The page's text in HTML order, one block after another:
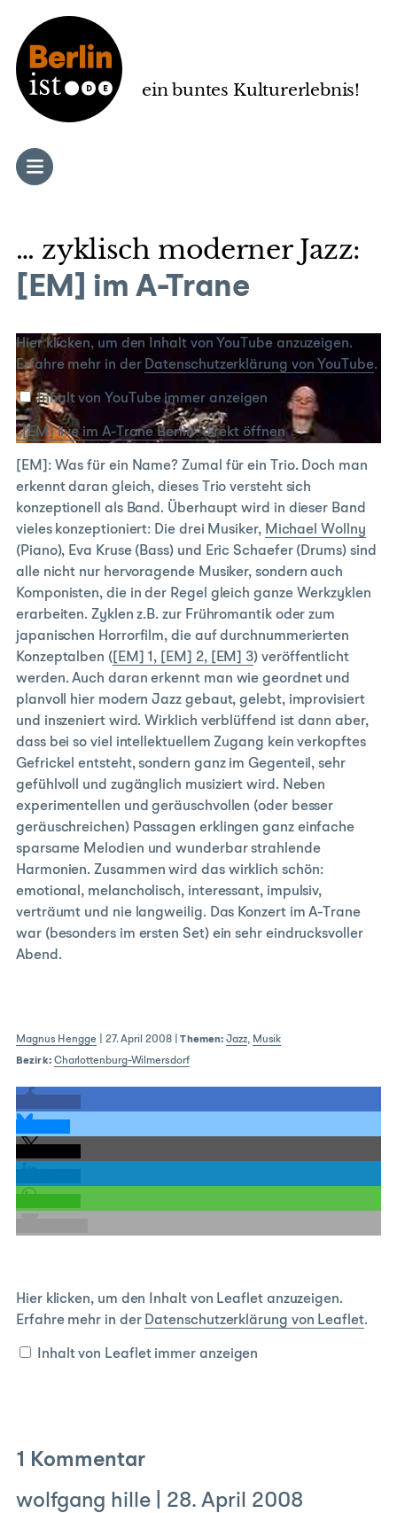
ein buntes Kulturerlebnis!
… zyklisch moderner Jazz:
[EM] im A-Trane
„[EM]
live
im
A-
Trane
Berlin“
YouTube
anzeigen
Hier klicken, um den Inhalt von YouTube anzuzeigen.
Erfahre mehr in der Datenschutzerklärung von YouTube.
Inhalt von YouTube immer anzeigen
„[EM] live im A-Trane Berlin“ direkt öffnen
[EM]: Was für ein Name? Zumal für ein Trio. Doch man
erkennt daran gleich, dieses Trio versteht sich
konzeptionell als Band. Überhaupt wird in dieser Band
vieles konzeptioniert: Die drei Musiker, Michael Wollny
(Piano), Eva Kruse (Bass) und Eric Schaefer (Drums) sind
alle nicht nur hervoragende Musiker, sondern auch
Komponisten, die in der Regel gleich ganze Werkzyklen
erarbeiten. Zyklen z.B. zur Frühromantik oder zum
japanischen Horrorfilm, die auf durchnummerierten
Konzeptalben ( [EM] 1, [EM] 2, [EM] 3) veröffentlicht
werden. Auch daran erkennt man wie geordnet und
planvoll hier modern Jazz gebaut, gelebt, improvisiert
und inszeniert wird. Wirklich verblüffend ist dann aber,
dass bei so viel intellektuellem Zugang kein verkopftes
Gefrickel entsteht, sondern ganz im Gegenteil, sehr
gefühlvoll und zugänglich musiziert wird. Neben
experimentellen und geräuschvollen (oder besser
geräuschreichen) Passagen erklingen ganz einfache
sparsame Melodien und wunderbar strahlende
Harmonien. Zusammen wird das wirklich schön:
emotional, melancholisch, interessant, impulsiv,
verträumt und nie langweilig. Das Konzert im A-Trane
war (besonders im ersten Set) ein sehr eindrucksvoller
Abend.
Magnus Hengge| 27. April 2008|Themen: Jazz, Musik
Bezirk: Charlottenburg-Wilmersdorf
Inhalt
von
anzeigen
Hier klicken, um den Inhalt von Leaflet anzuzeigen.
Erfahre mehr in der Datenschutzerklärung von Leaflet.
Inhalt von Leaflet immer anzeigen
1 Kommentar
wolfgang hille
28. April 2008